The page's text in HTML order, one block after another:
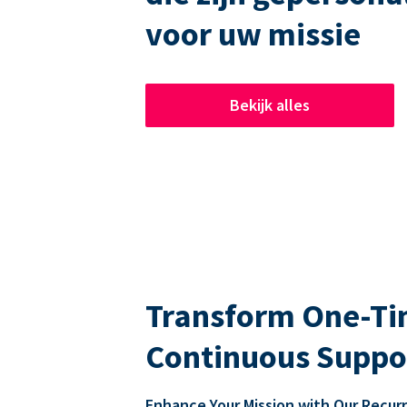
voor uw missie
Bekijk alles
Transform One-
Continuous